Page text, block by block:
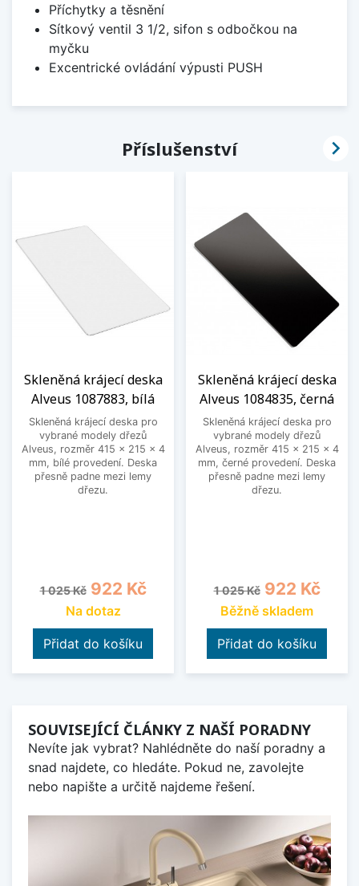
Příchytky a těsnění
Sítkový ventil 3 1/2, sifon s odbočkou na
myčku
Excentrické ovládání výpusti PUSH
Příslušenství
Skleněná krájecí deska
Alveus 1087883, bílá
Skleněná krájecí deska pro
vybrané modely dřezů
Alveus, rozměr 415 x 215 x 4
mm, bílé provedení. Deska
přesně padne mezi lemy
dřezu.
Běžná cena
1 025 Kč Cena
922 Kč
Na dotaz
Přidat do košíku
Skleněná krájecí deska
Alveus 1084835, černá
Skleněná krájecí deska pro
vybrané modely dřezů
Alveus, rozměr 415 x 215 x 4
mm, černé provedení. Deska
přesně padne mezi lemy
dřezu.
Běžná cena
1 025 Kč Cena
922 Kč
Běžně skladem
Přidat do košíku

SOUVISEJÍCÍ ČLÁNKY Z NAŠÍ PORADNY
Nevíte jak vybrat? Nahlédněte do naší poradny a
snad najdete, co hledáte. Pokud ne, zavolejte
nebo napište a určitě najdeme řešení.